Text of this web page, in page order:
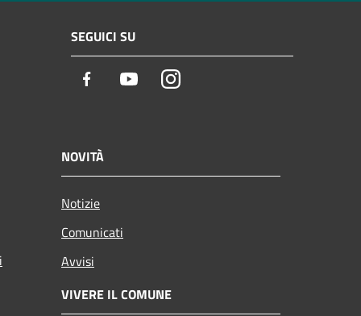
SEGUICI SU
Facebook YoutubeInstagram
NOVITÀ
Notizie
Comunicati
Avvisi
VIVERE IL COMUNE